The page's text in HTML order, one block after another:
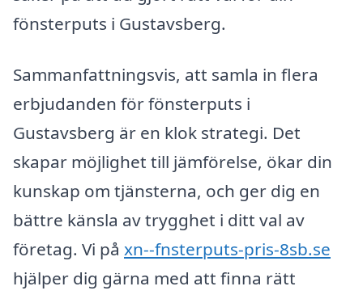
fönsterputs i Gustavsberg.
Sammanfattningsvis, att samla in flera
erbjudanden för fönsterputs i
Gustavsberg är en klok strategi. Det
skapar möjlighet till jämförelse, ökar din
kunskap om tjänsterna, och ger dig en
bättre känsla av trygghet i ditt val av
företag. Vi på xn--fnsterputs-pris-8sb.se
hjälper dig gärna med att finna rätt